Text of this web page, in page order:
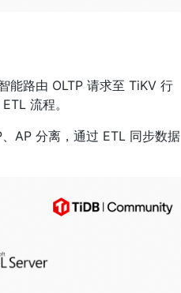
能路由 OLTP 请求至 TiKV 行
流程。
AP 分离，通过 ETL 同步数据